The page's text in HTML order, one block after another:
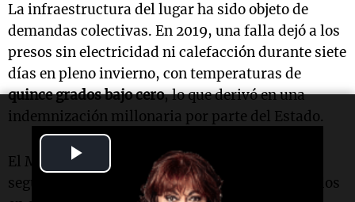
Video
La infraestructura del lugar ha sido objeto de
demandas colectivas. En 2019, una falla dejó a los
presos sin electricidad ni calefacción durante siete
días en pleno invierno, con temperaturas de
quince grados bajo cero, lo que derivó en una
indemnización millonaria por parte del Estado.
El MDC de Brooklyn es una prisión federal de
seguridad administrativa que alberga a detenidos